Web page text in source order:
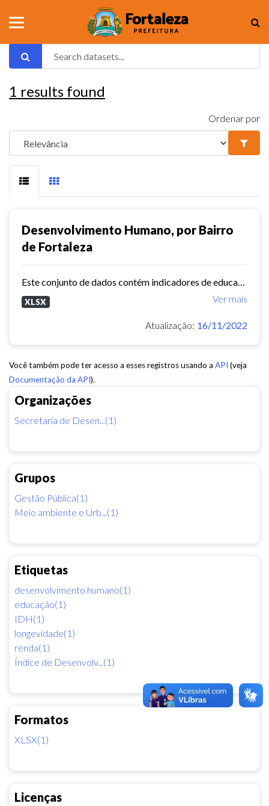
Organizações
Secretaria de Desen...(1)
Grupos
Gestão Pública(1)
Meio ambiente e Urb...(1)
Etiquetas
desenvolvimento humano(1)
educação(1)
IDH(1)
longevidade(1)
renda(1)
Índice de Desenvolv...(1)
Formatos
XLSX(1)
Licenças
1 results found
Ordenar por
Desenvolvimento Humano, por Bairro
de Fortaleza
Ver mais
XLSX
Atualização: 16/11/2022
Você também pode ter acesso a esses registros usando a API (veja
Documentação da API).